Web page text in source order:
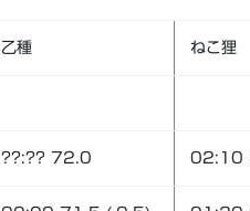
乙種 ねこ狸
??:?? 72.0 02:10